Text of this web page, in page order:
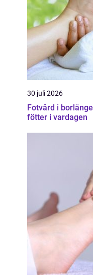
30 juli 2026
Fotvård i borlänge friskare
fötter i vardagen